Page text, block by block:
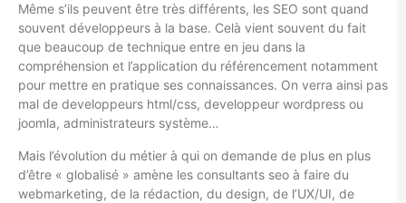
Même s’ils peuvent être très différents, les SEO sont quand
souvent développeurs à la base. Celà vient souvent du fait
que beaucoup de technique entre en jeu dans la
compréhension et l’application du référencement notamment
pour mettre en pratique ses connaissances. On verra ainsi pas
mal de developpeurs html/css, developpeur wordpress ou
joomla, administrateurs système…
Mais l’évolution du métier à qui on demande de plus en plus
d’être « globalisé » amène les consultants seo à faire du
webmarketing, de la rédaction, du design, de l’UX/UI, de